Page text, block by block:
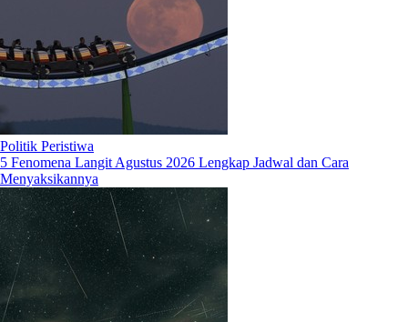
Politik Peristiwa
5 Fenomena Langit Agustus 2026 Lengkap Jadwal dan Cara
Menyaksikannya